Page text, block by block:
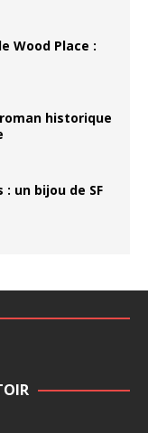
Wood Place :
historique
un bijou de SF